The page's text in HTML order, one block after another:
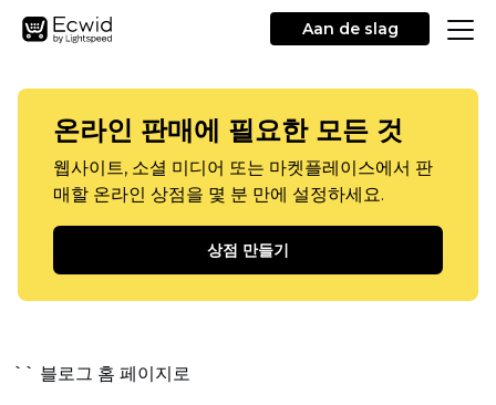
Aan de slag
온라인 판매에 필요한 모든 것
웹사이트, 소셜 미디어 또는 마켓플레이스에서 판
매할 온라인 상점을 몇 분 만에 설정하세요.
상점 만들기
`` 블로그 홈 페이지로